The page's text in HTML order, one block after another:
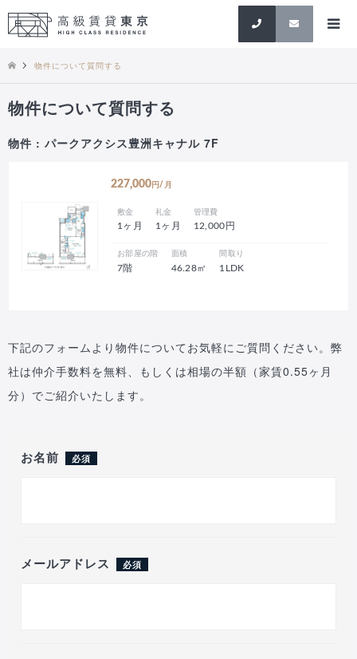
検索
物件について質問する
物件について質問する
物件 : パークアクシス豊洲キャナル 7F
227,000 円/月
敷金
1ヶ月
礼金
1ヶ月
管理費
12,000円
お部屋の階
7階
面積
46.28㎡
間取り
1LDK
下記のフォームより物件についてお気軽にご質問ください。弊
社は仲介手数料を無料、もしくは相場の半額（家賃0.55ヶ月
分）でご紹介いたします。
お名前 必須
メールアドレス 必須